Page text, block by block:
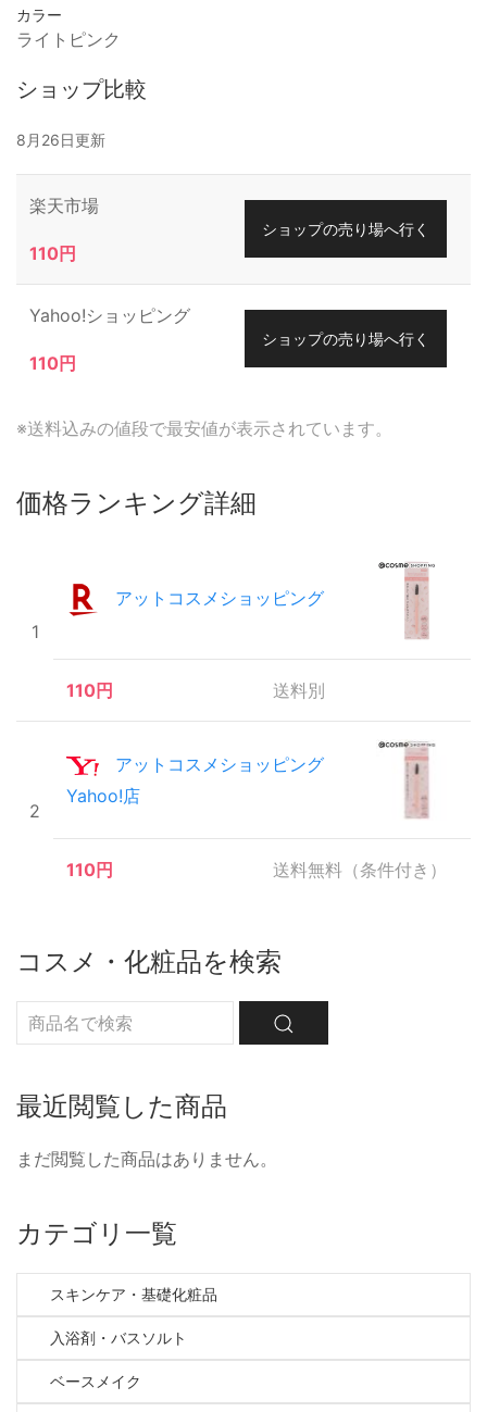
カラー
ライトピンク
ショップ比較
8月26日更新
楽天市場
110円
ショップの売り場へ行く
Yahoo!ショッピング
110円
ショップの売り場へ行く
※送料込みの値段で最安値が表示されています。
価格ランキング詳細
1
アットコスメショッピング
110円 送料別
2
アットコスメショッピング
Yahoo!店
110円 送料無料（条件付き）
コスメ・化粧品を検索
最近閲覧した商品
まだ閲覧した商品はありません。
カテゴリ一覧
スキンケア・基礎化粧品
入浴剤・バスソルト
ベースメイク